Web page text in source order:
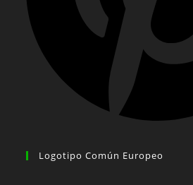
Logotipo Común Europeo